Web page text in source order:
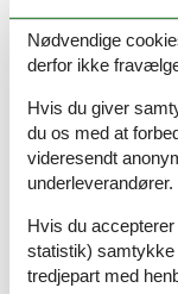
OmDanmark
Nødvendige
derfor ikke
Hvis du giver
du os med at
videresendt
underleverandører.
Hvis du
statistik) samtykke
tredjepart med